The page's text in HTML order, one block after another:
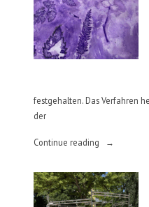
festgehalten. Das Verfahren
der
Continue reading
„Foto
2025“